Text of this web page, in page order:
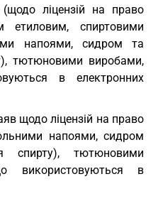
ліцензій на право
етиловим, спиртовими
напоями, сидром та
тютюновими виробами,
в електронних
щодо ліцензій на право
напоями, сидром
спирту), тютюновими
використовуються в